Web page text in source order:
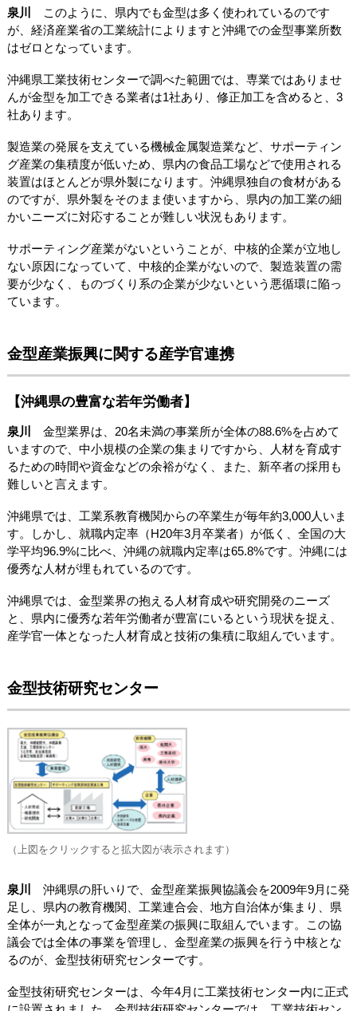
泉川
このように、県内でも金型は多く使われているのです
が、経済産業省の工業統計によりますと沖縄での金型事業所数
はゼロとなっています。
沖縄県工業技術センターで調べた範囲では、専業ではありませ
んが金型を加工できる業者は1社あり、修正加工を含めると、3
社あります。
製造業の発展を支えている機械金属製造業など、サポーティン
グ産業の集積度が低いため、県内の食品工場などで使用される
装置はほとんどが県外製になります。沖縄県独自の食材がある
のですが、県外製をそのまま使いますから、県内の加工業の細
かいニーズに対応することが難しい状況もあります。
サポーティング産業がないということが、中核的企業が立地し
ない原因になっていて、中核的企業がないので、製造装置の需
要が少なく、ものづくり系の企業が少ないという悪循環に陥っ
ています。
金型産業振興に関する産学官連携
【沖縄県の豊富な若年労働者】
泉川
金型業界は、20名未満の事業所が全体の88.6%を占めて
いますので、中小規模の企業の集まりですから、人材を育成す
るための時間や資金などの余裕がなく、また、新卒者の採用も
難しいと言えます。
沖縄県では、工業系教育機関からの卒業生が毎年約3,000人いま
す。しかし、就職内定率（H20年3月卒業者）が低く、全国の大
学平均96.9%に比べ、沖縄の就職内定率は65.8%です。沖縄には
優秀な人材が埋もれているのです。
沖縄県では、金型業界の抱える人材育成や研究開発のニーズ
と、県内に優秀な若年労働者が豊富にいるという現状を捉え、
産学官一体となった人材育成と技術の集積に取組んでいます。
金型技術研究センター
（上図をクリックすると拡大図が表示されます）
泉川
沖縄県の肝いりで、金型産業振興協議会を2009年9月に発
足し、県内の教育機関、工業連合会、地方自治体が集まり、県
全体が一丸となって金型産業の振興に取組んでいます。この協
議会では全体の事業を管理し、金型産業の振興を行う中核とな
るのが、金型技術研究センターです。
金型技術研究センターは、今年4月に工業技術センター内に正式